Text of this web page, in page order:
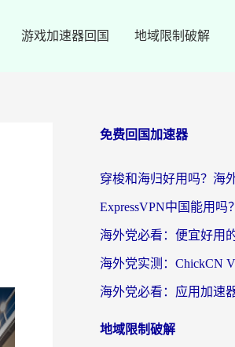
游戏加速器回国 地域限制破解
免费回国加速器
地域限制破解